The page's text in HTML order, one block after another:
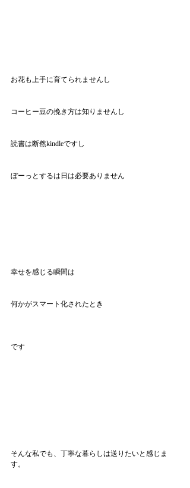
お花も上手に育てられませんし
コーヒー豆の挽き方は知りませんし
読書は断然kindleですし
ぼーっとするは日は必要ありません
幸せを感じる瞬間は
何かがスマート化されたとき
です
そんな私でも、丁寧な暮らしは送りたいと感じま
す。